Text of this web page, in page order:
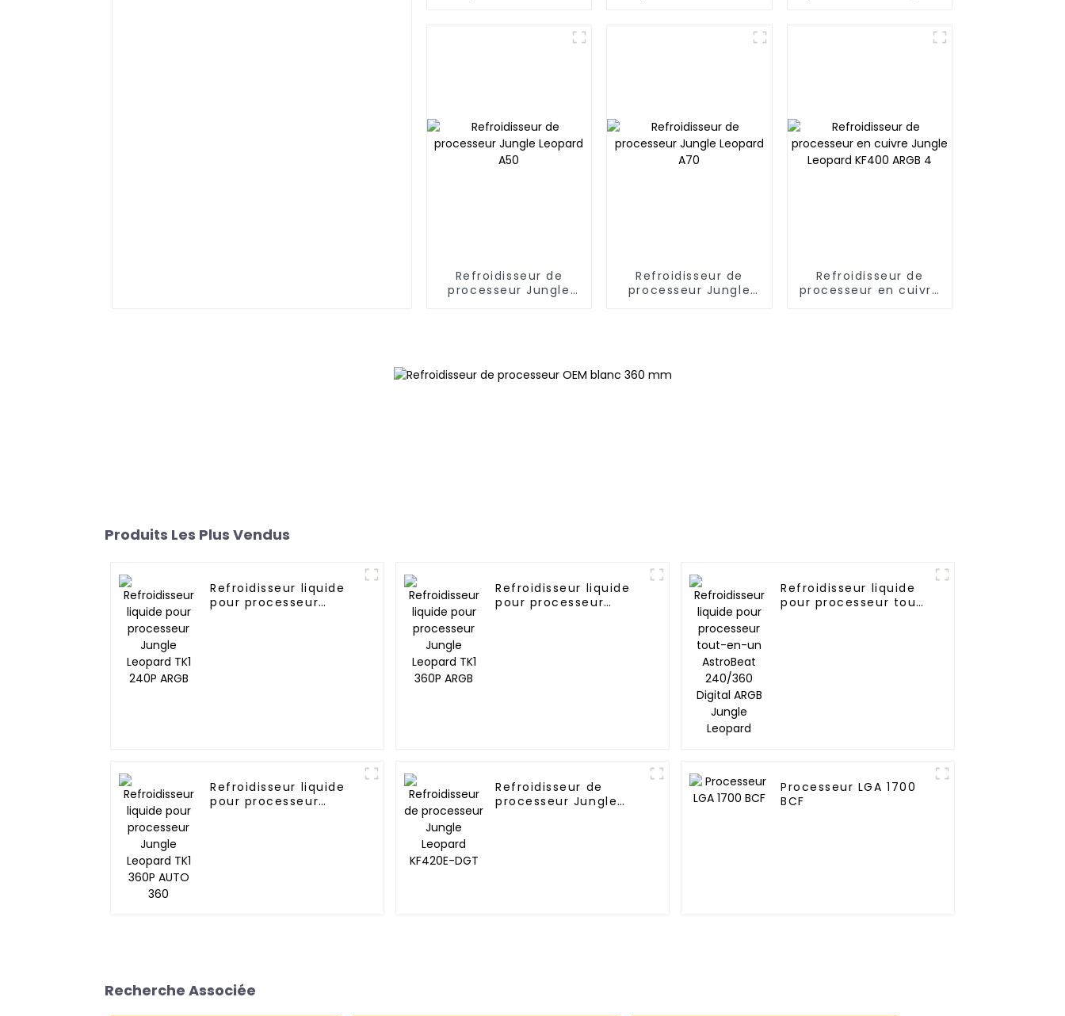
Refroidisseur de
processeur Jungle
Refroidisseur de
processeur Jungle
Refroidisseur de
processeur en cuivre
Produits Les Plus Vendus
Refroidisseur liquide
pour processeur
Refroidisseur liquide
pour processeur
Refroidisseur liquide
pour processeur tout-
Refroidisseur liquide
pour processeur
Refroidisseur de
processeur Jungle
Processeur LGA 1700
BCF
Recherche Associée